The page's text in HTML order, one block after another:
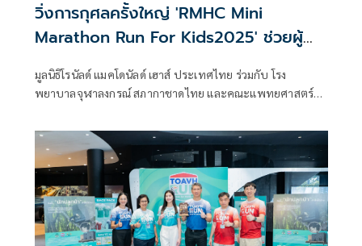
วิ่งการกุศลครั้งใหญ่ 'RMHC Mini
Marathon Run For Kids2025' ช่วยผู้
มูลนิธิโรนัลด์ แมคโดนัลด์ เฮาส์ ประเทศไทย ร่วมกับ โรง
พยาบาลจุฬาลงกรณ์ สภากาชาดไทย และคณะแพทยศาสตร์
เอกชนสร้างปรากฏการณ์งานวิ่งการกุศลเพื่อคนรักสุขภาพ รวม
พลังส่งต่อความดีสู่สังคมในงาน ‘RMHC Mini Marathon Run
For Kids วิ่งเพื่อน้อง 2025’ ที่จบลงไปอย่างงดงาม ด้วยพลังแห่ง
การให้และกำลังใจจากนักวิ่งกว่า 5,000 คน ซึ่งร่วมกันระดมทุน
เพื่อสนับสนุนโครงการช่วยเหลือผู้ป่วยเด็กและครอบครัวให้ได้
อยู่ใกล้กัน ณ จุฬาลงกรณ์มหาวิทยาลัย